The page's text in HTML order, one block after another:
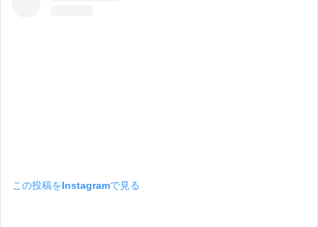
この投稿をInstagramで見る